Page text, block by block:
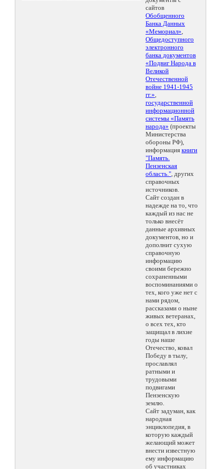
сайтов
Обобщенного
Банка Данных
«Мемориал»,
Общедоступного
электронного
банка документов
«Подвиг Народа в
Великой
Отечественной
войне 1941-1945
гг.»,
государственной
информационной
системы «Память
народа» (проекты
Министерства
обороны РФ),
информация книги
"Память.
Пензенская
область.", других
справочных
источников.
Сайт создан в
надежде на то, что
каждый из нас не
только внесёт
данные архивных
документов, но и
дополнит сухую
справочную
информацию
своими бережно
сохраненными
воспоминаниями о
тех, кого уже нет с
нами рядом,
рассказами о ныне
живых ветеранах,
о всех тех, кто
защищал в лихие
годы наше
Отечество, ковал
Победу в тылу,
прославлял
ратными и
трудовыми
подвигами
Пензенскую
землю.
Сайт задуман, как
народная
энциклопедия, в
которую каждый
желающий может
внести известную
ему информацию
об участниках